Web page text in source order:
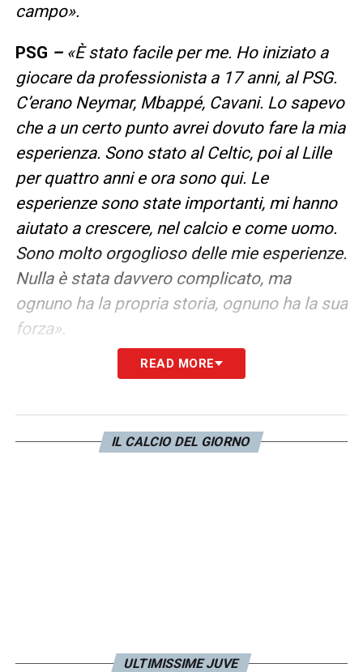
campo».
PSG –«È stato facile per me. Ho iniziato a
giocare da professionista a 17 anni, al PSG.
C’erano Neymar, Mbappé, Cavani. Lo sapevo
che a un certo punto avrei dovuto fare la mia
esperienza. Sono stato al Celtic, poi al Lille
per quattro anni e ora sono qui. Le
esperienze sono state importanti, mi hanno
aiutato a crescere, nel calcio e come uomo.
Sono molto orgoglioso delle mie esperienze.
Nulla è stata davvero complicato, ma
ognuno ha la propria storia, ognuno ha la sua
forza».
LA SCELTA DELLA JUVE–«È stato molto
New York, il calcio è l’ultimo della lista,
quando sono cresciuto ho guardato tanti
READ MORE
IL CALCIO DEL GIORNO
ULTIMISSIME JUVE